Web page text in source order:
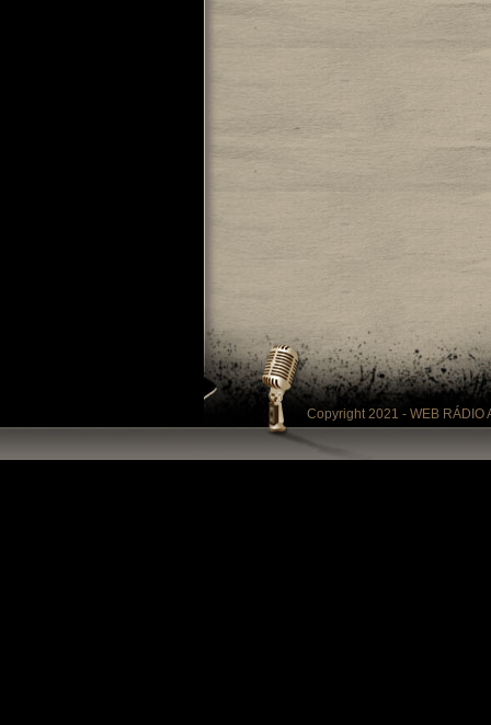
Copyright 2021 - WEB RÁDIO